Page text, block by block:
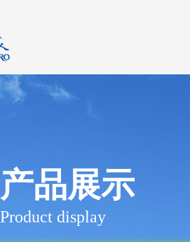
产品展示
Product display